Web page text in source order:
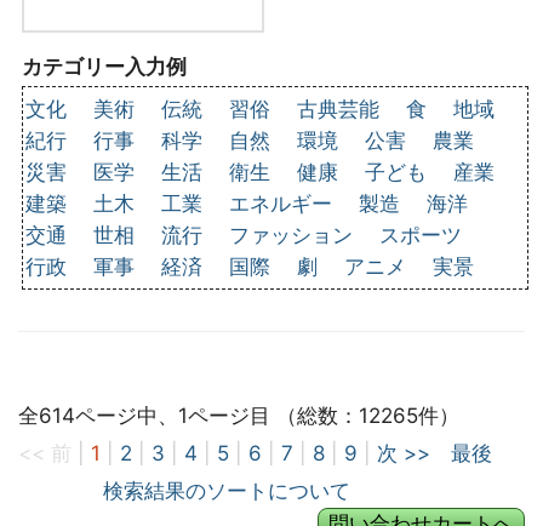
カテゴリー入力例
文化
美術 伝統 習俗 古典芸能 食
地域
紀行
行事 科学 自然 環境 公害
農業
災害
医学 生活 衛生 健康 子ども
産業
建築
土木 工業 エネルギー 製造
海洋
交通
世相 流行 ファッション
スポーツ
行政
軍事 経済 国際 劇 アニメ 実景
全614ページ中、1ページ目 （総数：12265件）
<< 前
1 2 3 4 5 6 7 8 9 次 >>
最後
検索結果のソートについて